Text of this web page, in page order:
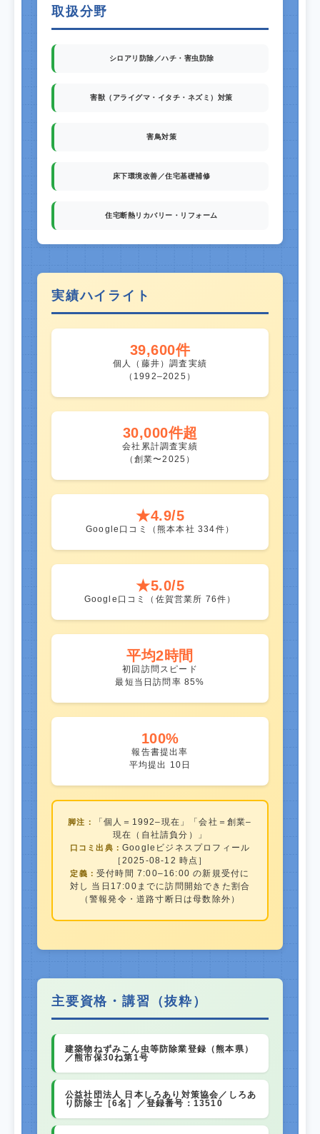
取扱分野
シロアリ防除／ハチ・害虫防除
害獣（アライグマ・イタチ・ネズミ）対策
害鳥対策
床下環境改善／住宅基礎補修
住宅断熱リカバリー・リフォーム
実績ハイライト
39,600件
個人（藤井）調査実績
（1992–2025）
30,000件超
会社累計調査実績
（創業〜2025）
★4.9/5
Google口コミ（熊本本社 334件）
★5.0/5
Google口コミ（佐賀営業所 76件）
平均2時間
初回訪問スピード
最短当日訪問率 85%
100%
報告書提出率
平均提出 10日
脚注：
「個人＝1992–現在」「会社＝創業–
現在（自社請負分）」
口コミ出典： Googleビジネスプロフィール
［2025-08-12 時点］
定義：受付時間 7:00–16:00 の新規受付に
対し 当日17:00までに訪問開始できた割合
（警報発令・道路寸断日は母数除外）
主要資格・講習（抜粋）
建築物ねずみこん虫等防除業登録（熊本県）
／熊市保30ね第1号
公益社団法人 日本しろあり対策協会／しろあ
り防除士［6名］／登録番号：13510